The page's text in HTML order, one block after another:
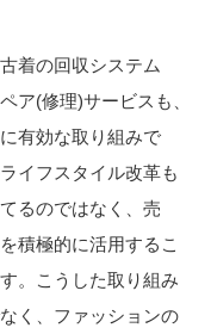
着の回収システム
ア(修理)サービスも、
有効な取り組みで
イフスタイル改革も
るのではなく、売
積極的に活用するこ
。
こうした取り組み
く、ファッションの